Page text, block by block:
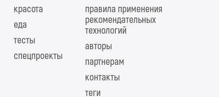
красота
еда
тесты
спецпроекты
правила применения
рекомендательных
технологий
авторы
партнерам
контакты
теги